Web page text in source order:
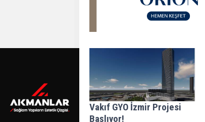
Vakıf GYO İzmir Projesi
Başlıyor!